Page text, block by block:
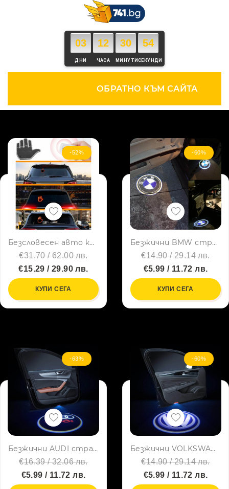
03 12 30 53
ДНИ ЧАСА МИНУТИСЕКУНДИ
ОБРАТНО КЪМ САЙТА
-52%
Безсловесен авто комуникатор с жестове за невербална комуникация, незабранена от закона
€31.70 / 62.00 лв.
€15.29 / 29.90 лв.
КУПИ СЕГА
-60%
Безжични BMW странични светлини за врата на кола JQ-666, 2 броя, LED лого, BFO3
€14.90 / 29.14 лв.
€5.99 / 11.72 лв.
КУПИ СЕГА
-63%
Безжични AUDI странични светлини за врата на кола JQ-666, 2 броя, LED лого
€16.39 / 32.06 лв.
€5.99 / 11.72 лв.
-60%
Безжични VOLKSWAGEN странични светлини за врата на кола JQ-666, 2 броя LED лого, BFO3
€14.90 / 29.14 лв.
€5.99 / 11.72 лв.